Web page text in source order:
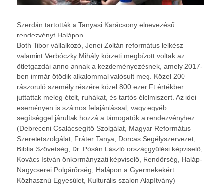
Szerdán tartották a Tanyasi Karácsony elnevezésű
rendezvényt Halápon
Both Tibor vállalkozó, Jenei Zoltán református lelkész,
valamint Verbóczky Mihály körzeti megbízott voltak az
ötletgazdái anno annak a kezdeményezésnek, amely 2017-
ben immár ötödik alkalommal valósult meg. Közel 200
rászoruló személy részére közel 800 ezer Ft értékben
juttattak meleg ételt, ruhákat, és tartós élelmiszert. Az idei
eseményen is számos felajánlással, vagy egyéb
segítséggel járultak hozzá a támogatók a rendezvényhez
(Debreceni Családsegítő Szolgálat, Magyar Református
Szeretetszolgálat, Fráter Tanya, Dorcas Segélyszervezet,
Biblia Szövetség, Dr. Pósán László országgyűlési képviselő,
Kovács István önkormányzati képviselő, Rendőrség, Haláp-
Nagycserei Polgárőrség, Halápon a Gyermekekért
Közhasznú Egyesület, Kulturális szalon Alapítvány)